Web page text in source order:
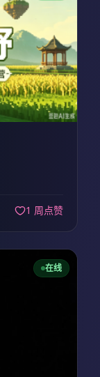
1 周点赞
在线